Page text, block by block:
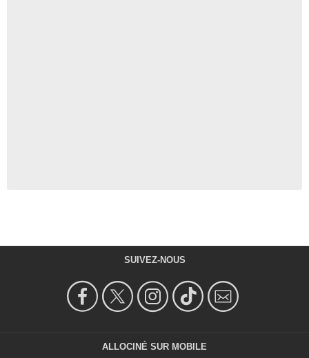
SUIVEZ-NOUS
ALLOCINÉ SUR MOBILE